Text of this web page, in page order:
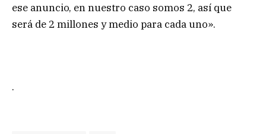
ese anuncio, en nuestro caso somos 2, así que
será de 2 millones y medio para cada uno».
.